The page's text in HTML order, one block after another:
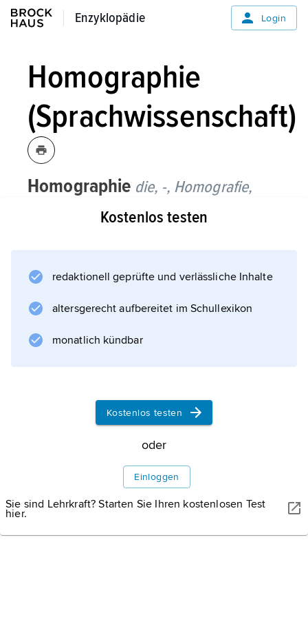
Enzyklopädie
Enzyklopädie Login
Homographie
(Sprachwissenschaft)
Homographie die, -, Homografie,
Sprachwissenschaft:
Bedeutung, z. B. Ten
r (als Bezeichnung für eine Stimmlage) und T
e
nor (als Bezeichnung für »Haltung«, »Inhalt«,
Informationen zum Artikel
Kostenlos testen
redaktionell geprüfte und verlässliche Inhalte
altersgerecht aufbereitet im Schullexikon
monatlich kündbar
Kostenlos testen
oder
Einloggen
Sie sind Lehrkraft? Starten Sie Ihren kostenlosen Test
hier.